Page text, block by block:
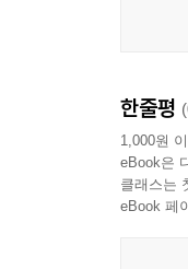
한줄평
1,000원
eBook은
클래스는
eBook 페